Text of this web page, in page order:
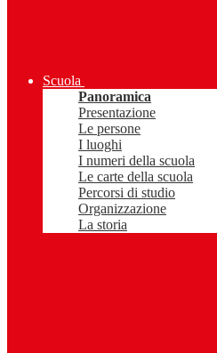
Scuola
Panoramica
Presentazione
Le persone
I luoghi
I numeri della scuola
Le carte della scuola
Percorsi di studio
Organizzazione
La storia